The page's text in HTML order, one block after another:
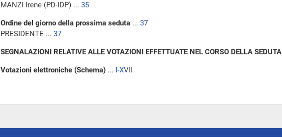
MANZI Irene (PD-IDP) ... 35
Ordine del giorno della prossima seduta ... 37
PRESIDENTE ... 37
SEGNALAZIONI RELATIVE ALLE VOTAZIONI EFFETTUATE NEL CORSO DELLA SEDUTA
Votazioni elettroniche (Schema) ... I-XVII